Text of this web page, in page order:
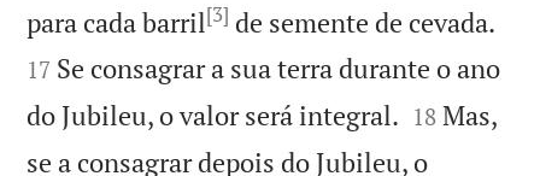
para cada barril[3] de semente de cevada.
17 Se consagrar a sua terra durante o ano
do Jubileu, o valor será integral. 

18 Mas,
se a consagrar depois do Jubileu, o